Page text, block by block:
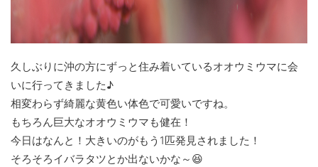
久しぶりに沖の方にずっと住み着いているオオウミウマに会
いに行ってきました♪
相変わらず綺麗な黄色い体色で可愛いですね。
もちろん巨大なオオウミウマも健在！
今日はなんと！大きいのがもう1匹発見されました！
そろそろイバラタツとか出ないかな～😆